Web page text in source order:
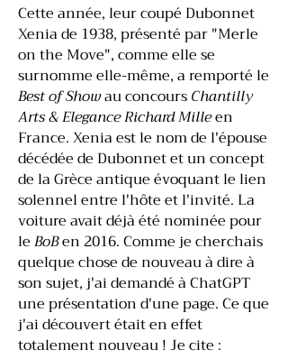
Cette année, leur coupé Dubonnet
Xenia de 1938, présenté par "Merle
on the Move", comme elle se
surnomme elle-même, a remporté le
Best of Showau concoursChantilly
Arts & Elegance Richard Milleen
France. Xenia est le nom de l'épouse
décédée de Dubonnet et un concept
de la Grèce antique évoquant le lien
solennel entre l'hôte et l'invité. La
voiture avait déjà été nominée pour
leBoBen 2016. Comme je cherchais
quelque chose de nouveau à dire à
son sujet, j'ai demandé à ChatGPT
une présentation d'une page. Ce que
j'ai découvert était en effet
totalement nouveau ! Je cite :